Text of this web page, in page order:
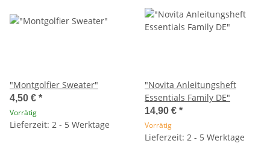
"Montgolfier Sweater"
4,50 € *
Vorrätig
Lieferzeit: 2 - 5 Werktage
"Novita Anleitungsheft
Essentials Family DE"
14,90 € *
Vorrätig
Lieferzeit: 2 - 5 Werktage